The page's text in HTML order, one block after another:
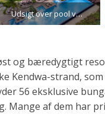
Udsigt over pool ved Zuri
og bæredygtigt
Kendwa-strand,
56 eksklusive
Mange af dem har